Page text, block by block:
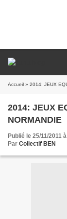
Accueil » 2014: JEUX
2014: JEUX
NORMANDIE
Publié le 25/11/2011
Par Collectif BEN